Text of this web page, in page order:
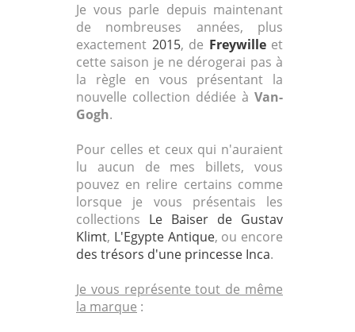
Je vous parle depuis maintenant
de nombreuses années, plus
exactement 2015, de Freywilleet
cette saison je ne dérogerai pas à
la règle en vous présentant la
nouvelle collection dédiée à Van-
Gogh.
Pour celles et ceux qui n'auraient
lu aucun de mes billets, vous
pouvez en relire certains comme
lorsque je vous présentais les
collections Le Baiser de Gustav
Klimt, L'Egypte Antique, ou encore
des trésors d'une princesse Inca.
Je vous représente tout de même
la marque :